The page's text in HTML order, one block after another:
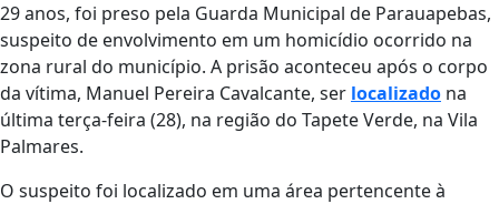
29 anos, foi preso pela Guarda Municipal de Parauapebas,
suspeito de envolvimento em um homicídio ocorrido na
zona rural do município. A prisão aconteceu após o corpo
da vítima, Manuel Pereira Cavalcante, ser localizado na
última terça-feira (28), na região do Tapete Verde, na Vila
Palmares.
O suspeito foi localizado em uma área pertencente à